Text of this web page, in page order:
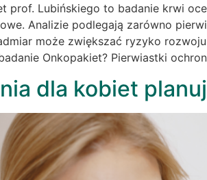
prof. Lubińskiego to badanie krwi
Analizie podlegają zarówno
może zwiększać ryzyko
Onkopakiet? Pierwiastki
dla kobiet